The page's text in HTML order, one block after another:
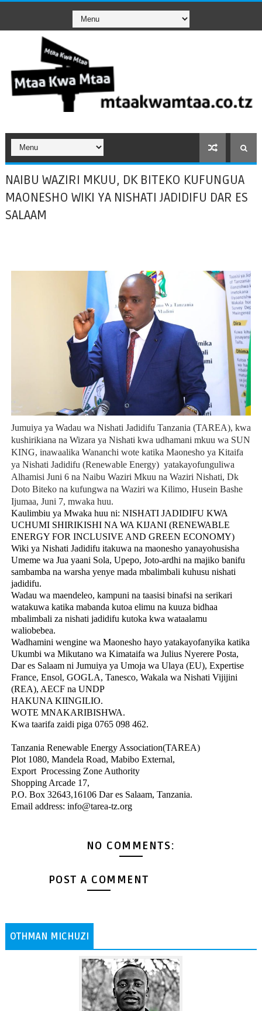
NAIBU WAZIRI MKUU, DK BITEKO KUFUNGUA
MAONESHO WIKI YA NISHATI JADIDIFU DAR ES
SALAAM
Jumuiya ya Wadau wa Nishati Jadidifu Tanzania (TAREA), kwa
kushirikiana na Wizara ya Nishati kwa udhamani mkuu wa SUN
KING, inawaalika Wananchi wote katika Maonesho ya Kitaifa
ya Nishati Jadidifu (Renewable Energy) yatakayofunguliwa
Alhamisi Juni 6 na Naibu Waziri Mkuu na Waziri Nishati, Dk
Doto Biteko na kufungwa na Waziri wa Kilimo, Husein Bashe
Ijumaa, Juni 7, mwaka huu.
Kaulimbiu ya Mwaka huu ni: NISHATI JADIDIFU KWA
UCHUMI SHIRIKISHI NA WA KIJANI (RENEWABLE
ENERGY FOR INCLUSIVE AND GREEN ECONOMY)
Wiki ya Nishati Jadidifu itakuwa na maonesho yanayohusisha
Umeme wa Jua yaani Sola, Upepo, Joto-ardhi na majiko banifu
sambamba na warsha yenye mada mbalimbali kuhusu nishati
jadidifu.
Wadau wa maendeleo, kampuni na taasisi binafsi na serikari
watakuwa katika mabanda kutoa elimu na kuuza bidhaa
mbalimbali za nishati jadidifu kutoka kwa wataalamu
waliobebea.
Wadhamini wengine wa Maonesho hayo yatakayofanyika katika
Ukumbi wa Mikutano wa Kimataifa wa Julius Nyerere Posta,
Dar es Salaam ni Jumuiya ya Umoja wa Ulaya (EU), Expertise
France, Ensol, GOGLA, Tanesco, Wakala wa Nishati Vijijini
(REA), AECF na UNDP
HAKUNA KIINGILIO.
WOTE MNAKARIBISHWA.
Kwa taarifa zaidi piga 0765 098 462.
Tanzania Renewable Energy Association(TAREA)
Plot 1080, Mandela Road, Mabibo External,
Export Processing Zone Authority
Shopping Arcade 17,
P.O. Box 32643,16106 Dar es Salaam, Tanzania.
Email address: info@tarea-tz.org
NO COMMENTS:
POST A COMMENT
OTHMAN MICHUZI